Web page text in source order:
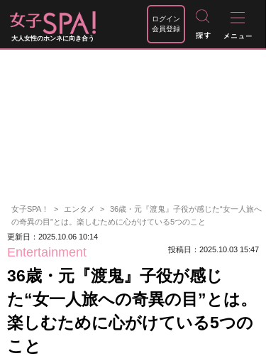
大人女性のホンネに向き合う
ログイン
会員登録
女子SPA！ エンタメ
36歳・元『渡鬼』子役が感じた“女一人旅へ
の奇異の目”とは。楽しむために心がけている5つのこと
更新日：2025.10.06 10:14
Entertainment 投稿日：2025.10.03 15:47
36歳・元『渡鬼』子役が感じ
た“女一人旅への奇異の目”とは。
楽しむために心がけている5つの
こと